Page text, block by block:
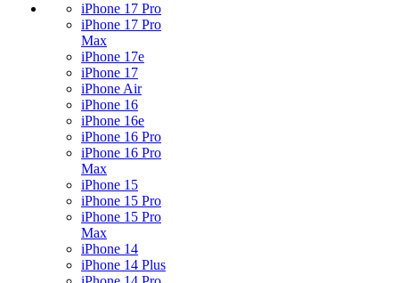
iPhone 17 Pro
iPhone 17 Pro
Max
iPhone 17e
iPhone 17
iPhone Air
iPhone 16
iPhone 16e
iPhone 16 Pro
iPhone 16 Pro
Max
iPhone 15
iPhone 15 Pro
iPhone 15 Pro
Max
iPhone 14
iPhone 14 Plus